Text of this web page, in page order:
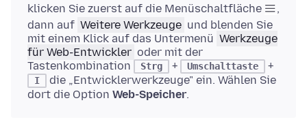
klicken Sie zuerst auf die Menüschaltfläche
,
dann auf Weitere Werkzeuge und blenden Sie
mit einem Klick auf das Untermenü Werkzeuge
für Web-Entwickler oder mit der
Tastenkombination
Strg + Umschalttaste +
I
die „Entwicklerwerkzeuge" ein. Wählen Sie
dort die Option Web-Speicher.